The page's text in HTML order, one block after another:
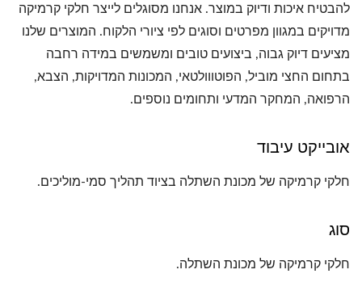
להבטיח איכות ודיוק במוצר. אנחנו מסוגלים לייצר חלקי קרמיקה
מדויקים במגוון מפרטים וסוגים לפי ציורי הלקוח. המוצרים שלנו
מציעים דיוק גבוה, ביצועים טובים ומשמשים במידה רחבה
בתחום החצי מוביל, הפוטווולטאי, המכונות המדויקות, הצבא,
הרפואה, המחקר המדעי ותחומים נוספים.
אובייקט עיבוד
חלקי קרמיקה של מכונת השתלה בציוד תהליך סמי-מוליכים.
סוג
חלקי קרמיקה של מכונת השתלה.